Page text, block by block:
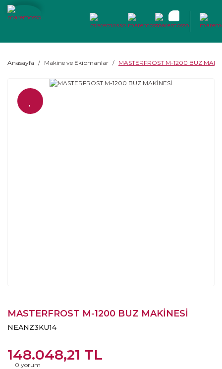
Anasayfa Makine ve Ekipmanlar MASTERFROST M-1200 BUZ
MASTERFROST M-1200 BUZ MAKİNESİ
NEANZ3KU14
148.048,21 TL
0 yorum